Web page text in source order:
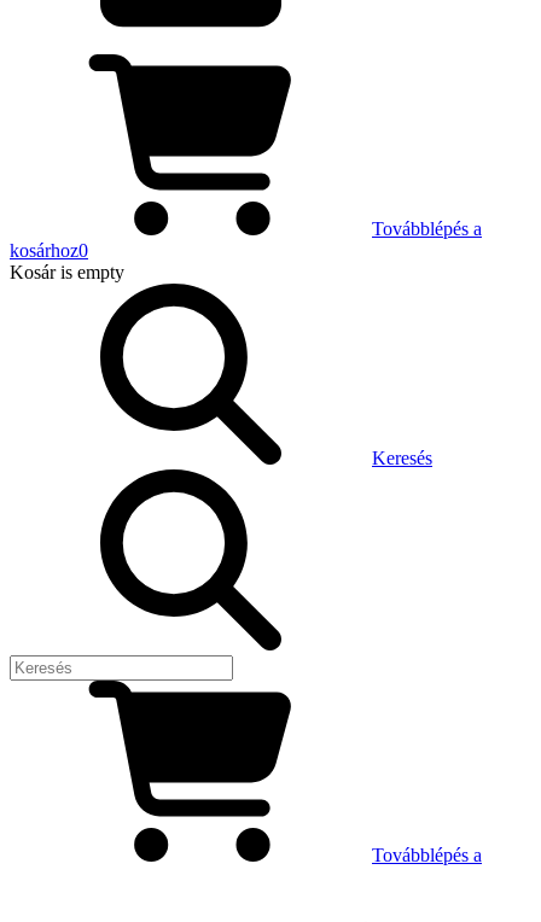
Továbblépés a
kosárhoz0
Kosáris empty
Keresés
Továbblépés a